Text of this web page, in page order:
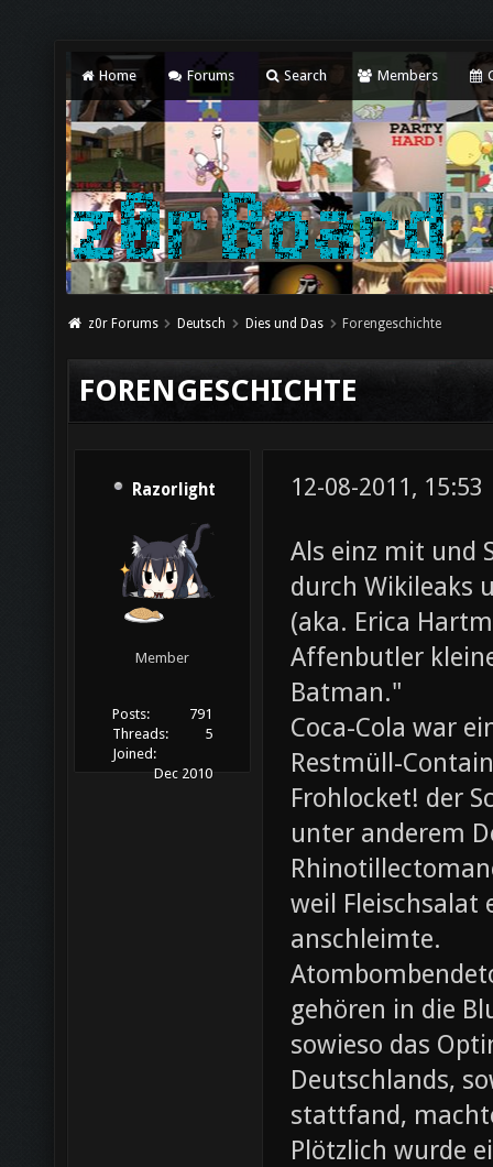
Home Forums Search Members
z0r Forums Deutsch Dies und Das Forengeschichte
FORENGESCHICHTE
Razorlight
Member
Posts:
791
Threads:
5
Joined:
Dec 2010
12-08-2011, 15:53
Als einz mit und
durch Wikileaks
(aka. Erica
Affenbutler
Batman."
Coca-Cola war
Restmüll-
Frohlocket! der
unter anderem
weil Fleischsalat
anschleimte.
gehören in die
sowieso das
Deutschlands,
stattfand,
Plötzlich wurde